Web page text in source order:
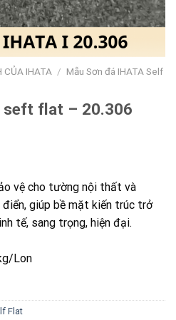
CỦA IHATA / Mẫu Sơn đá IHATA Self
seft flat – 20.306
vệ cho tường nội thất và
giúp bề mặt kiến trúc trở
tế, sang trọng, hiện đại.
Lon
Flat